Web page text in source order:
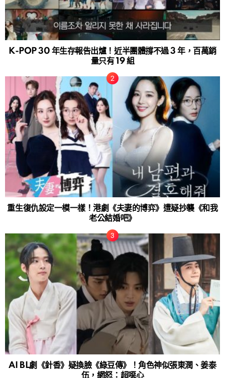
K-POP 30 年生存報告出爐！近半團體撐不過 3 年，百萬銷
量只有 19 組
重生復仇設定一模一樣！港劇《夫妻的博弈》遭疑抄襲《和我
老公結婚吧》
AI BL劇《針香》疑換臉《綠豆傳》！角色神似張東潤、姜泰
伍，網怒：超噁心